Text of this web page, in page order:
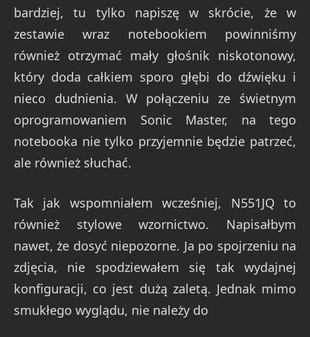
bardziej, tu tylko napiszę w skrócie, że w
zestawie wraz notebookiem powinniśmy
również otrzymać mały głośnik niskotonowy,
który doda całkiem sporo głębi do dźwięku i
nieco dudnienia. W połączeniu ze świetnym
oprogramowaniem Sonic Master, na tego
notebooka nie tylko przyjemnie będzie patrzeć,
ale również słuchać.
Tak jak wspomniałem wcześniej, N551JQ to
również stylowe wzornictwo. Napisałbym
nawet, że dosyć niepozorne. Ja po spojrzeniu na
zdjęcia, nie spodziewałem się tak wydajnej
konfiguracji, co jest dużą zaletą. Jednak mimo
smukłego wyglądu, nie należy do